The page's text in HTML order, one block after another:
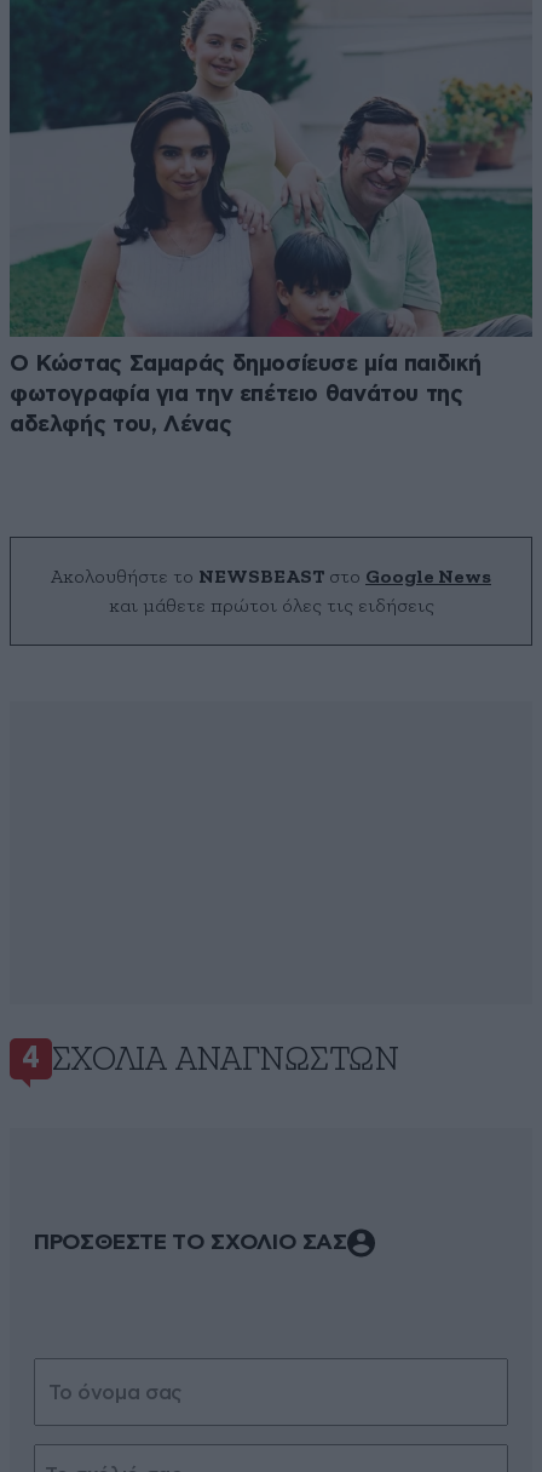
Ο Κώστας Σαμαράς δημοσίευσε μία παιδική
φωτογραφία για την επέτειο θανάτου της
αδελφής του, Λένας
Ακολουθήστε το NEWSBEAST στο Google News
και μάθετε πρώτοι όλες τις ειδήσεις
4 ΣΧΌΛΙΑ ΑΝΑΓΝΩΣΤΏΝ
ΠΡΟΣΘΕΣΤΕ ΤΟ ΣΧΟΛΙΟ ΣΑΣ